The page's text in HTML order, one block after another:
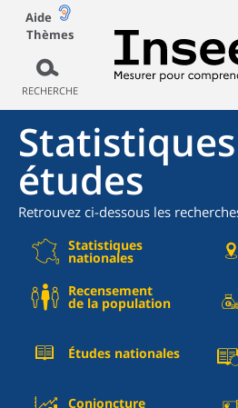
Aide
Thèmes
RECHERCHE
études
Retrouvez ci-dessous les
Statistiques
nationales
Recensement
de la population
Études nationales
Conjoncture